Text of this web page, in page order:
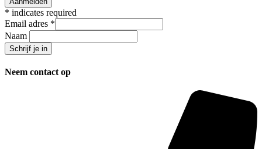
* indicates required
Email adres *
Naam
Neem contact op